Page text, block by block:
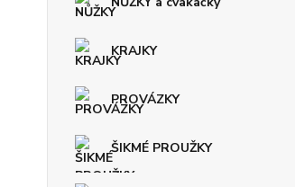
KRAJKY
PROVÁZKY
ŠIKMÉ PROUŽKY